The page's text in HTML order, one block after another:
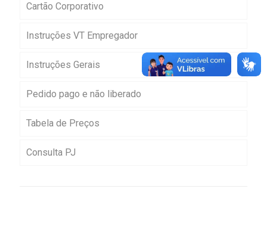
Cartão Corporativo
Instruções VT Empregador
Instruções Gerais
Pedido pago e não liberado
Tabela de Preços
Consulta PJ